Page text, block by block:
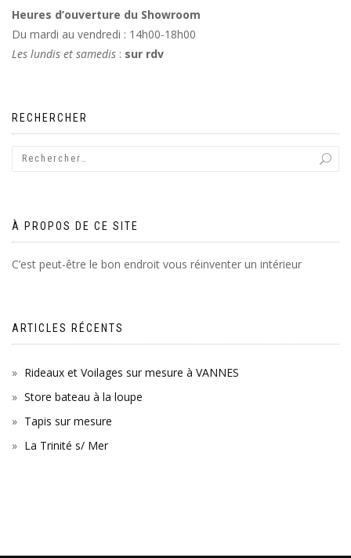
Heures d’ouverture du Showroom
Du mardi au vendredi : 14h00-18h00
Les lundis et samedis : sur rdv
RECHERCHER
À PROPOS DE CE SITE
C’est peut-être le bon endroit vous réinventer un intérieur
ARTICLES RÉCENTS
Rideaux et Voilages sur mesure à VANNES
Store bateau à la loupe
Tapis sur mesure
La Trinité s/ Mer